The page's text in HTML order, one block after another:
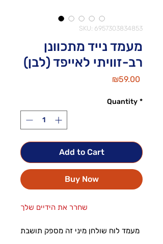
SKU: 6957303834853
מעמד נייד מתכוונן
רב-זוויתי לאייפד (לבן)
₪59.00Price
Quantity *
Add to Cart
Buy Now
שחרר את הידיים שלך
מעמד לוח שולחן מיני זה מספק תושבת